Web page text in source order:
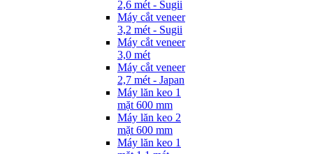
2,6 mét - Sugii
Máy cắt veneer
3,2 mét - Sugii
Máy cắt veneer
3,0 mét
Máy cắt veneer
2,7 mét - Japan
Máy lăn keo 1
mặt 600 mm
Máy lăn keo 2
mặt 600 mm
Máy lăn keo 1